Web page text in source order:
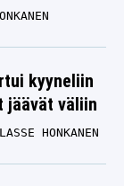
kyyneliin
jäävät väliin
LASSE HONKANEN